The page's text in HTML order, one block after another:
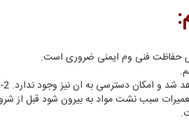
وجود ندارد. 2- در صورتی که گازهای قابل انفجار در هوا باشد.
سبب نشت مواد به بیرون شود قبل از